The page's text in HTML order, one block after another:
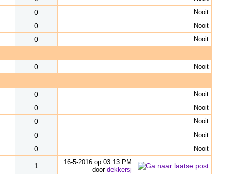
0 Nooit
0 Nooit
0 Nooit
0 Nooit
0 Nooit
0 Nooit
0 Nooit
0 Nooit
0 Nooit
1
16-5-2016 op 03:13 PM
door dekkersj